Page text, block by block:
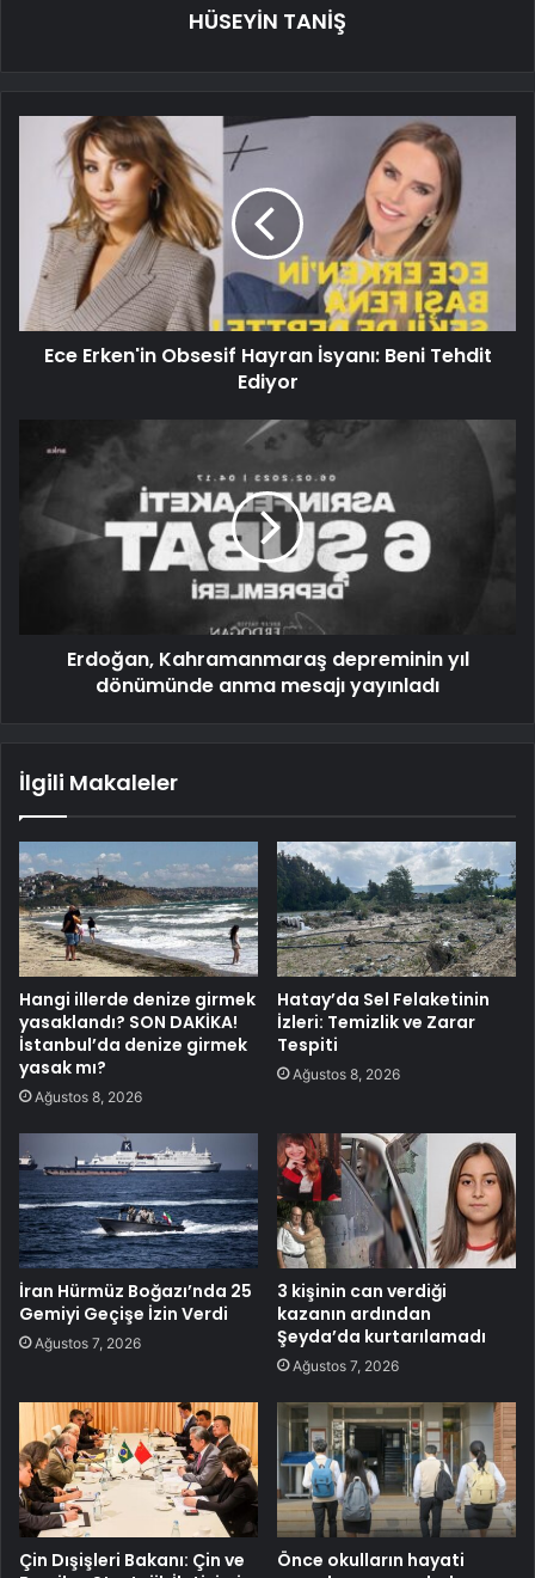
HÜSEYİN TANİŞ
Ece Erken'in Obsesif Hayran İsyanı: Beni Tehdit
Ediyor
Erdoğan, Kahramanmaraş depreminin yıl
dönümünde anma mesajı yayınladı
İlgili Makaleler
Hangi illerde denize girmek
yasaklandı? SON DAKİKA!
İstanbul’da denize girmek
yasak mı?
Ağustos 8, 2026
Hatay’da Sel Felaketinin
İzleri: Temizlik ve Zarar
Tespiti
Ağustos 8, 2026
İran Hürmüz Boğazı’nda 25
Gemiyi Geçişe İzin Verdi
Ağustos 7, 2026
3 kişinin can verdiği
kazanın ardından
Şeyda’da kurtarılamadı
Ağustos 7, 2026
Çin Dışişleri Bakanı: Çin ve
Önce okulların hayati